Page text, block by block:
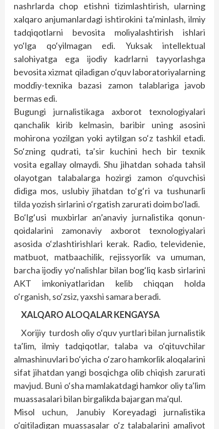
nashrlarda chop etishni tizimlashtirish, ularning
xalqaro anjumanlardagi ishtirokini ta’minlash, ilmiy
tadqiqotlarni bevosita moliyalashtirish ishlari
yo‘lga qo‘yilmagan edi. Yuksak intellektual
salohiyatga ega ijodiy kadrlarni tayyorlashga
bevosita xizmat qiladigan o‘quv laboratoriyalarning
moddiy-texnika bazasi zamon talablariga javob
bermas edi.
Bugungi jurnalistikaga axborot texnologiyalari
qanchalik kirib kelmasin, baribir uning asosini
mohirona yozilgan yoki aytilgan so‘z tashkil etadi.
So‘zning qudrati, ta’sir kuchini hech bir texnik
vosita egallay olmaydi. Shu jihatdan sohada tahsil
olayotgan talabalarga hozirgi zamon o‘quvchisi
didiga mos, uslubiy jihatdan to‘g‘ri va tushunarli
tilda yozish sirlarini o‘rgatish zarurati doim bo‘ladi.
Bo‘lg‘usi muxbirlar an’anaviy jurnalistika qonun-
qoidalarini zamonaviy axborot texnologiyalari
asosida o‘zlashtirishlari kerak. Radio, televidenie,
matbuot, matbaachilik, rejissyorlik va umuman,
barcha ijodiy yo‘nalishlar bilan bog‘liq kasb sirlarini
AKT imkoniyatlaridan kelib chiqqan holda
o‘rganish, so‘zsiz, yaxshi samara beradi.
XALQARO ALOQALAR KENGAYSA
Xorijiy turdosh oliy o‘quv yurtlari bilan jurnalistik
ta’lim, ilmiy tadqiqotlar, talaba va o‘qituvchilar
almashinuvlari bo‘yicha o‘zaro hamkorlik aloqalarini
sifat jihatdan yangi bosqichga olib chiqish zarurati
mavjud. Buni o‘sha mamlakatdagi hamkor oliy ta’lim
muassasalari bilan birgalikda bajargan ma’qul.
Misol uchun, Janubiy Koreyadagi jurnalistika
o‘qitiladigan muassasalar o‘z talabalarini amaliyot